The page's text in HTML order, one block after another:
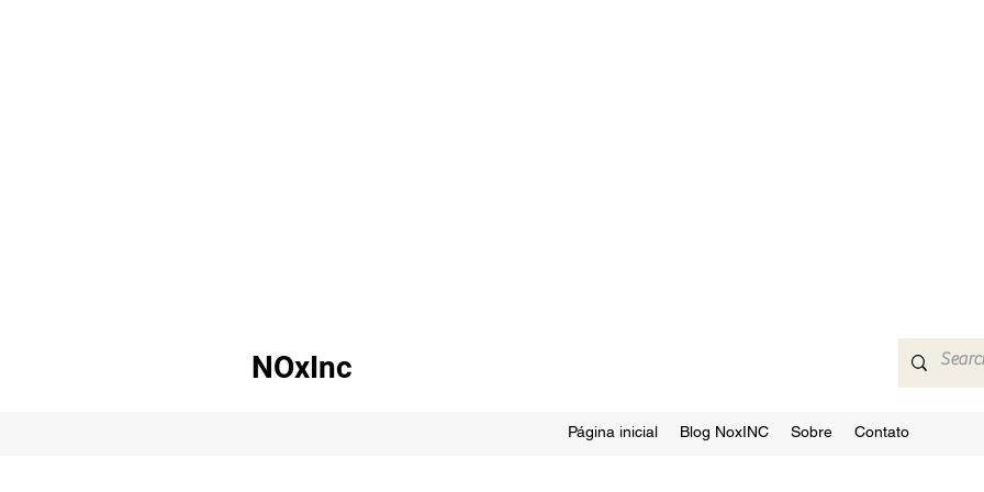
NOxInc
Página inicial Blog NoxINC Sobre Contato